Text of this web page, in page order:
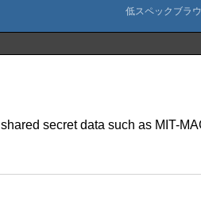
secret data such as MIT-